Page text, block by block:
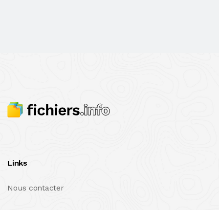
Links
Nous contacter